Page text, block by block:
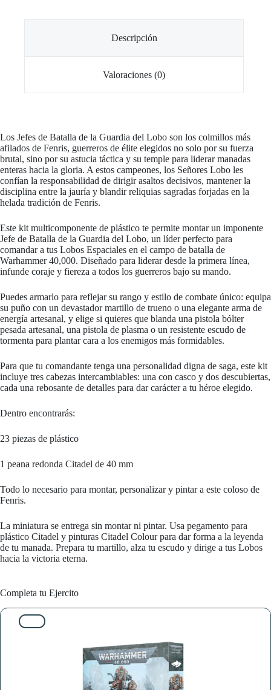
Descripción
Valoraciones (0)
Los Jefes de Batalla de la Guardia del Lobo son los colmillos más
afilados de Fenris, guerreros de élite elegidos no solo por su fuerza
brutal, sino por su astucia táctica y su temple para liderar manadas
enteras hacia la gloria. A estos campeones, los Señores Lobo les
confían la responsabilidad de dirigir asaltos decisivos, mantener la
disciplina entre la jauría y blandir reliquias sagradas forjadas en la
helada tradición de Fenris.
Este kit multicomponente de plástico te permite montar un imponente
Jefe de Batalla de la Guardia del Lobo, un líder perfecto para
comandar a tus Lobos Espaciales en el campo de batalla de
Warhammer 40,000. Diseñado para liderar desde la primera línea,
infunde coraje y fiereza a todos los guerreros bajo su mando.
Puedes armarlo para reflejar su rango y estilo de combate único: equipa
su puño con un devastador martillo de trueno o una elegante arma de
energía artesanal, y elige si quieres que blanda una pistola bólter
pesada artesanal, una pistola de plasma o un resistente escudo de
tormenta para plantar cara a los enemigos más formidables.
Para que tu comandante tenga una personalidad digna de saga, este kit
incluye tres cabezas intercambiables: una con casco y dos descubiertas,
cada una rebosante de detalles para dar carácter a tu héroe elegido.
Dentro encontrarás:
23 piezas de plástico
1 peana redonda Citadel de 40 mm
Todo lo necesario para montar, personalizar y pintar a este coloso de
Fenris.
La miniatura se entrega sin montar ni pintar. Usa pegamento para
plástico Citadel y pinturas Citadel Colour para dar forma a la leyenda
de tu manada. Prepara tu martillo, alza tu escudo y dirige a tus Lobos
hacia la victoria eterna.
Completa tu Ejercito